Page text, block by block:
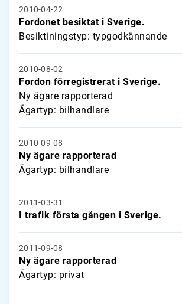
2010-04-22
Fordonet besiktat i Sverige.
Besiktiningstyp: typgodkännande
2010-08-02
Fordon förregistrerat i Sverige.
Ny ägare rapporterad
Ägartyp: bilhandlare
2010-09-08
Ny ägare rapporterad
Ägartyp: bilhandlare
2011-03-31
I trafik första gången i Sverige.
2011-09-08
Ny ägare rapporterad
Ägartyp: privat